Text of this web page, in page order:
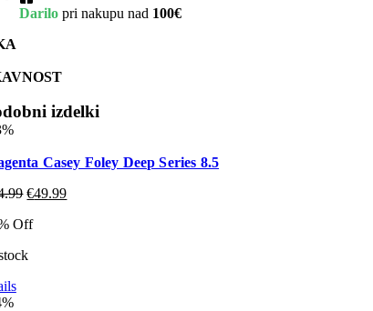
Darilo pri nakupu nad 100€
izdelki
Casey Foley Deep Series 8.5
€49.99
Off